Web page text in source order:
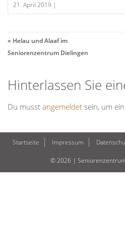
21. April 2019 |
« Helau und Alaaf im
Seniorenzentrum Dielingen
Hinterlassen Sie
Du musst angemeldet sein, um
Startseite Impressum
© 2026 |